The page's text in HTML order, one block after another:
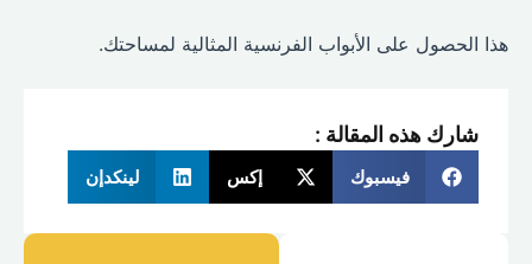
هذا الحصول على الأبواب الفرنسية المثالية لمساحتك.
شارك هذه المقالة :
فيسبوك إكس لينكدإن